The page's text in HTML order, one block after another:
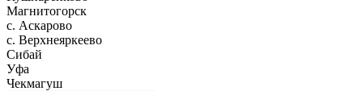
Магнитогорск
с. Аскарово
с. Верхнеяркеево
Сибай
Уфа
Чекмагуш